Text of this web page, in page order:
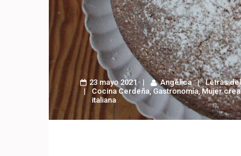
23 mayo 2021 Angélica
Letras
Cocina Cerdeña,Gastronomía,Mujer
italiana